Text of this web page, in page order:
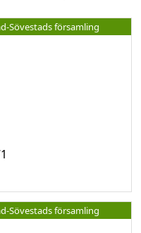
Sövestads församling
Sövestads församling